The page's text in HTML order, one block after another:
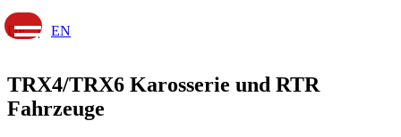
DE | EN
TRX4/TRX6 Karosserie und RTR
Fahrzeuge